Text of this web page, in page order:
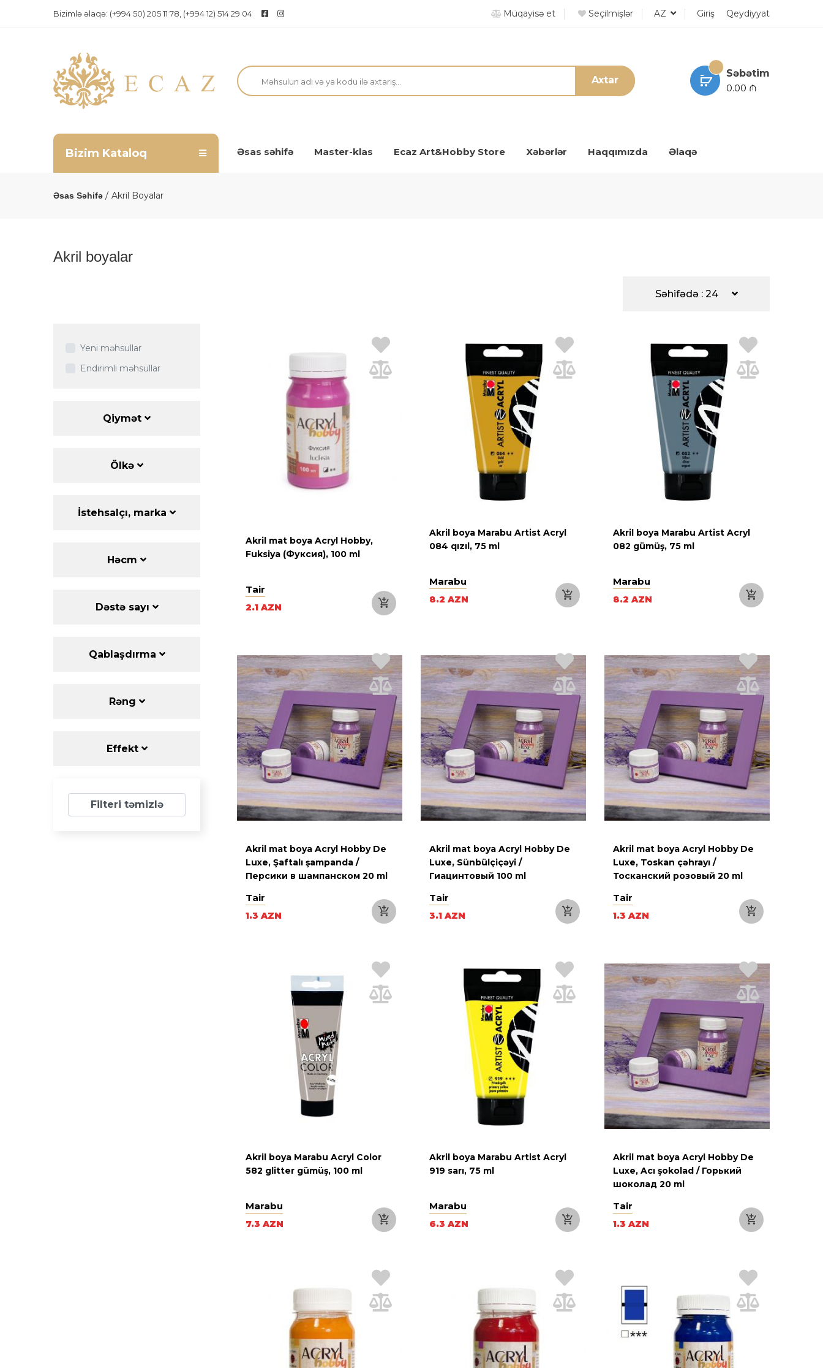
Bizimlə əlaqə: (+994 50) 205 11 78, (+994 12) 514 29 04 Müqayisə et Seçilmişlər AZ Giriş Qeydiyyat
Axtar
Səbətim
0.00 ₼
Bizim Kataloq Əsas səhifə Master-klas Ecaz Art&Hobby Store Xəbərlər Haqqımızda Əlaqə
Əsas Səhifə Akril Boyalar
Akril boyalar
Səhifədə : 24
Yeni məhsullar
Endirimli məhsullar
Qiymət
Ölkə
İstehsalçı, marka
Həcm
Dəstə sayı
Qablaşdırma
Rəng
Effekt
Filteri təmizlə
Akril mat boya Acryl Hobby,
Fuksiya (Фуксия), 100 ml
Tair
2.1 AZN
Akril boya Marabu Artist Acryl
084 qızıl, 75 ml
Marabu
8.2 AZN
Akril boya Marabu Artist Acryl
082 gümüş, 75 ml
Marabu
8.2 AZN
Akril mat boya Acryl Hobby De
Luxe, Şaftalı şampanda /
Персики в шампанском 20 ml
Tair
1.3 AZN
Akril mat boya Acryl Hobby De
Luxe, Sünbülçiçəyi /
Гиацинтовый 100 ml
Tair
3.1 AZN
Akril mat boya Acryl Hobby De
Luxe, Toskan çəhrayı /
Тосканский розовый 20 ml
Tair
1.3 AZN
Akril boya Marabu Acryl Color
582 glitter gümüş, 100 ml
Marabu
7.3 AZN
Akril boya Marabu Artist Acryl
919 sarı, 75 ml
Marabu
6.3 AZN
Akril mat boya Acryl Hobby De
Luxe, Acı şokolad / Горький
шоколад 20 ml
Tair
1.3 AZN